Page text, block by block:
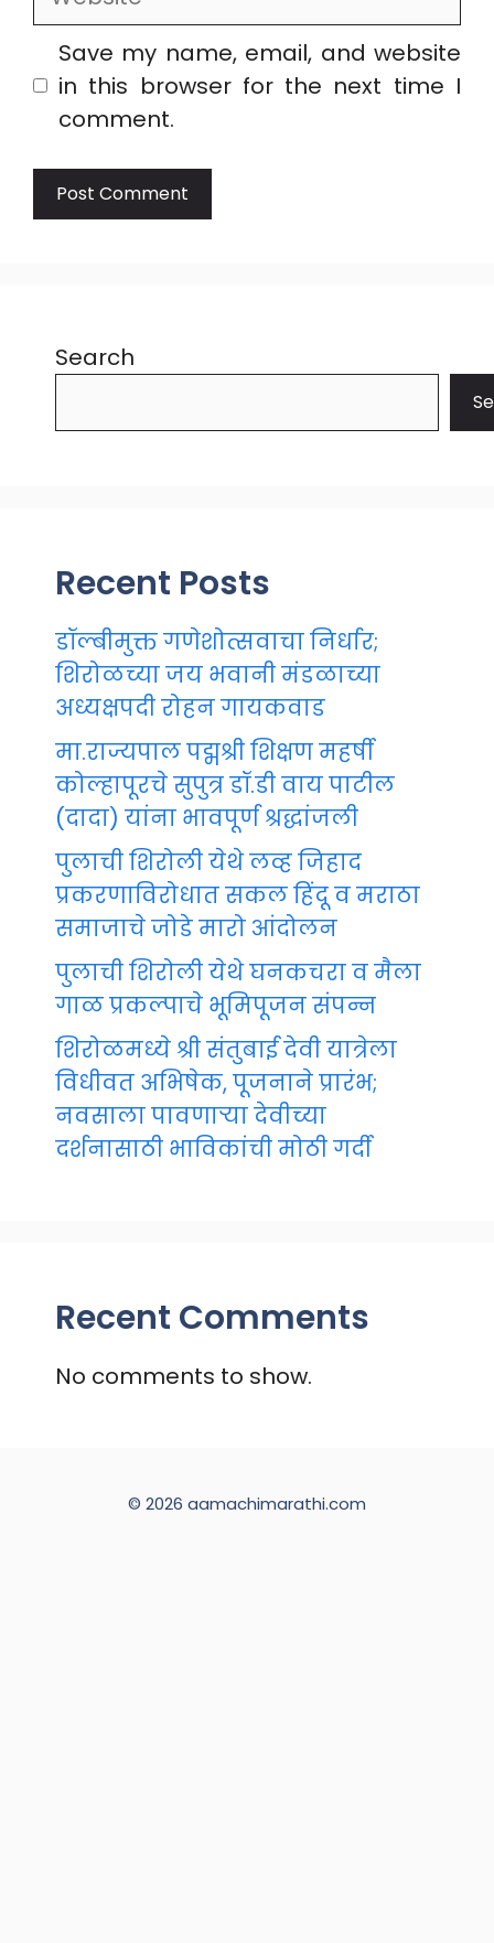
Save my name, email, and website
in this browser for the next time I
comment.
Search
Recent Posts
डॉल्बीमुक्त गणेशोत्सवाचा निर्धार;
शिरोळच्या जय भवानी मंडळाच्या
अध्यक्षपदी रोहन गायकवाड
मा.राज्यपाल पद्मश्री शिक्षण महर्षी
कोल्हापूरचे सुपुत्र डॉ.डी वाय पाटील
(दादा) यांना भावपूर्ण श्रद्धांजली
पुलाची शिरोली येथे लव्ह जिहाद
प्रकरणाविरोधात सकल हिंदू व मराठा
समाजाचे जोडे मारो आंदोलन
पुलाची शिरोली येथे घनकचरा व मैला
गाळ प्रकल्पाचे भूमिपूजन संपन्न
शिरोळमध्ये श्री संतुबाई देवी यात्रेला
विधीवत अभिषेक, पूजनाने प्रारंभ;
नवसाला पावणाऱ्या देवीच्या
दर्शनासाठी भाविकांची मोठी गर्दी
Recent Comments
No comments to show.
© 2026 aamachimarathi.com